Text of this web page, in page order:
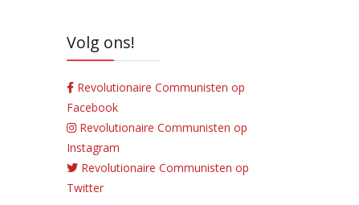
Volg ons!
Revolutionaire Communisten op
Facebook
Revolutionaire Communisten op
Instagram
Revolutionaire Communisten op
Twitter